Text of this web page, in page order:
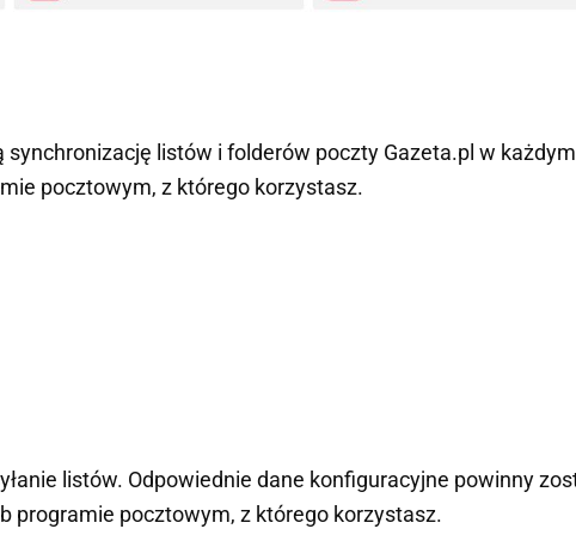
synchronizację listów i folderów poczty Gazeta.pl w każdym
pocztowym, z którego korzystasz.
listów. Odpowiednie dane konfiguracyjne powinny
programie pocztowym, z którego korzystasz.